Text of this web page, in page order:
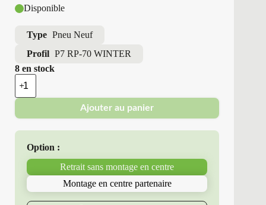
Disponible
Type Pneu Neuf
Profil P7 RP-70 WINTER
8 en stock
quantité
de
Platin
-
Pneus
Hiver
185/60R14
Ajouter au panier
Option :
Retrait sans montage en centre
Montage en centre partenaire